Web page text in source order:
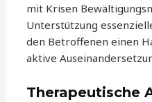
mit Krisen
Unterstützung
den Betroffenen einen
aktive
Therapeutische